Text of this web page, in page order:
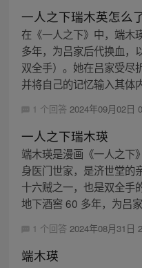
一人之下瑞木英怎么
在《一人之下》中，端木
多年，为吕家后代换血，
双全手）。她在吕家受尽
并将自己的记忆输入其体
1 个回答 2024年09月02日
一人之下瑞木瑛
端木瑛是漫画《一人之下
身医门世家，是济世堂的
十六贼之一，也是双全手
地下酒窖 60 多年，为吕
1 个回答 2024年08月31日
端木瑛